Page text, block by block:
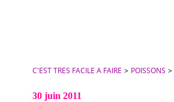
C'EST TRES FACILE A FAIRE > POISSONS >
30 juin 2011